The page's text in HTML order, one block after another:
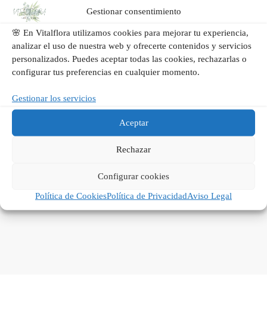
Gestionar consentimiento
🌸 En Vitalflora utilizamos cookies para mejorar tu experiencia,
analizar el uso de nuestra web y ofrecerte contenidos y servicios
personalizados. Puedes aceptar todas las cookies, rechazarlas o
configurar tus preferencias en cualquier momento.
Gestionar los servicios
Aceptar
Rechazar
Configurar cookies
Política de CookiesPolítica de PrivacidadAviso Legal
Sorpresa
Descubre flores para sorprender